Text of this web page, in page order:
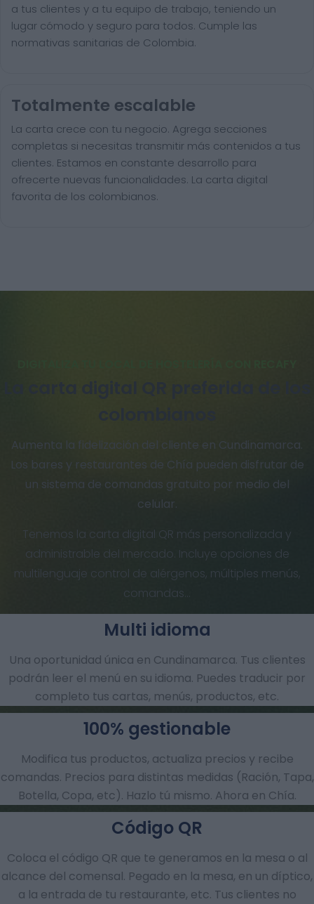
a tus clientes y a tu equipo de trabajo, teniendo un
lugar cómodo y seguro para todos. Cumple las
normativas sanitarias de Colombia.
Totalmente escalable
La carta crece con tu negocio. Agrega secciones
completas si necesitas transmitir más contenidos a tus
clientes. Estamos en constante desarrollo para
ofrecerte nuevas funcionalidades. La carta digital
favorita de los colombianos.
Aumenta la fidelización del cliente en Cundinamarca.
Los bares y restaurantes de Chía pueden disfrutar de
un sistema de comandas gratuito por medio del
celular.
Tenemos la carta digital QR más personalizada y
administrable del mercado. Incluye opciones de
multilenguaje control de alérgenos, múltiples menús,
comandas…
Una oportunidad única en Cundinamarca. Tus clientes
podrán leer el menú en su idioma. Puedes traducir por
completo tus cartas, menús, productos, etc.
Multi idioma
Modifica tus productos, actualiza precios y recibe
comandas.​ Precios para distintas medidas (Ración, Tapa,
Botella, Copa, etc). Hazlo tú mismo. Ahora en Chía.
100% gestionable
Coloca el código QR que te generamos en la mesa o al
alcance del comensal. Pegado en la mesa, en un díptico,
a la entrada de tu restaurante, etc. Tus clientes no
Código QR